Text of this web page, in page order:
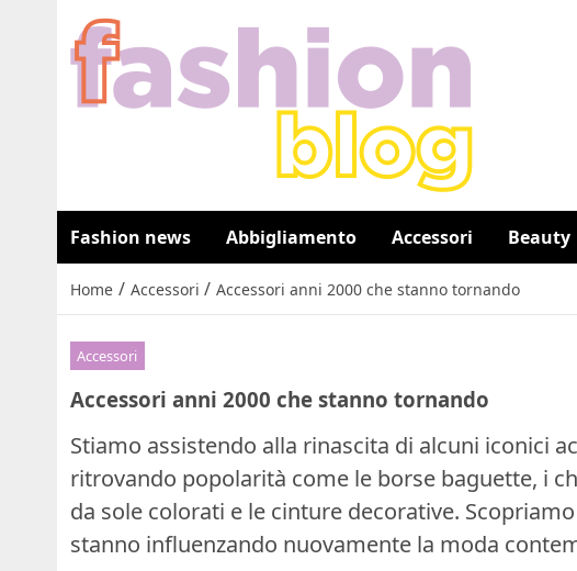
Fashion news Abbigliamento Accessori Beauty
Home / Accessori / Accessori anni 2000 che stanno tornando
Accessori
Accessori anni 2000 che stanno tornando
Stiamo assistendo alla rinascita di alcuni iconici
ritrovando popolarità come le borse baguette, i
da sole colorati e le cinture decorative.
stanno influenzando nuovamente la moda